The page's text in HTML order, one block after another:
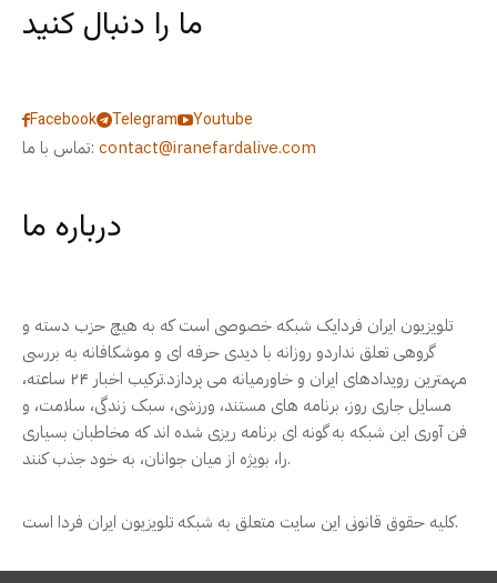
ما را دنبال کنید
Facebook Telegram
Youtube
تماس با ما: contact@iranefardalive.com
درباره ما
تلویزیون ایران فردایک شبکه خصوصی است که به هیچ حزب دسته و
گروهی تعلق نداردو روزانه با دیدی حرفه ای و موشکافانه به بررسی
مهمترین رویدادهای ایران و خاورمیانه می پردازد.ترکیب اخبار ۲۴ ساعته،
مسایل جاری روز، برنامه های مستند، ورزشی، سبک زندگی، سلامت، و
فن آوری این شبکه به گونه ای برنامه ریزی شده اند که مخاطبان بسیاری
را، بویژه از میان جوانان، به خود جذب کنند.
کلیه حقوق قانونی این سایت متعلق به شبکه تلویزیون ایران فردا است.